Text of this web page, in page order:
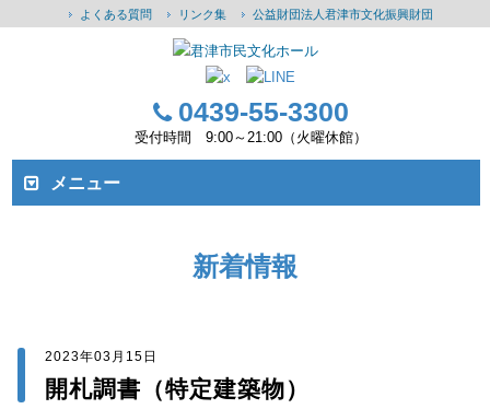
よくある質問 リンク集 公益財団法人君津市文化振興財団
0439-55-3300
受付時間 9:00～21:00（火曜休館）
メニュー
新着情報
2023年03月15日
開札調書（特定建築物）